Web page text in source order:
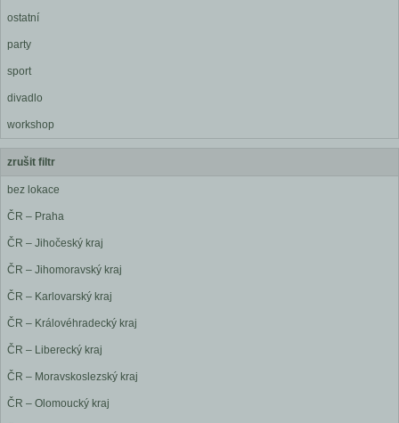
ostatní
party
sport
divadlo
workshop
zrušit filtr
bez lokace
ČR – Praha
ČR – Jihočeský kraj
ČR – Jihomoravský kraj
ČR – Karlovarský kraj
ČR – Královéhradecký kraj
ČR – Liberecký kraj
ČR – Moravskoslezský kraj
ČR – Olomoucký kraj